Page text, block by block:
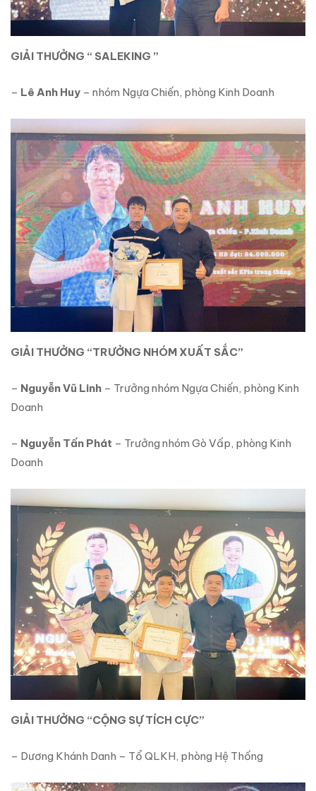
GIẢI THƯỞNG “ SALEKING ”
– Lê Anh Huy – nhóm Ngựa Chiến, phòng Kinh Doanh
GIẢI THƯỞNG “TRƯỞNG NHÓM XUẤT SẮC”
– Nguyễn Vũ Linh – Trưởng nhóm Ngựa Chiến, phòng Kinh
Doanh
– Nguyễn Tấn Phát – Trưởng nhóm Gò Vấp, phòng Kinh
Doanh
GIẢI THƯỞNG “CỘNG SỰ TÍCH CỰC”
– Dương Khánh Danh – Tổ QLKH, phòng Hệ Thống